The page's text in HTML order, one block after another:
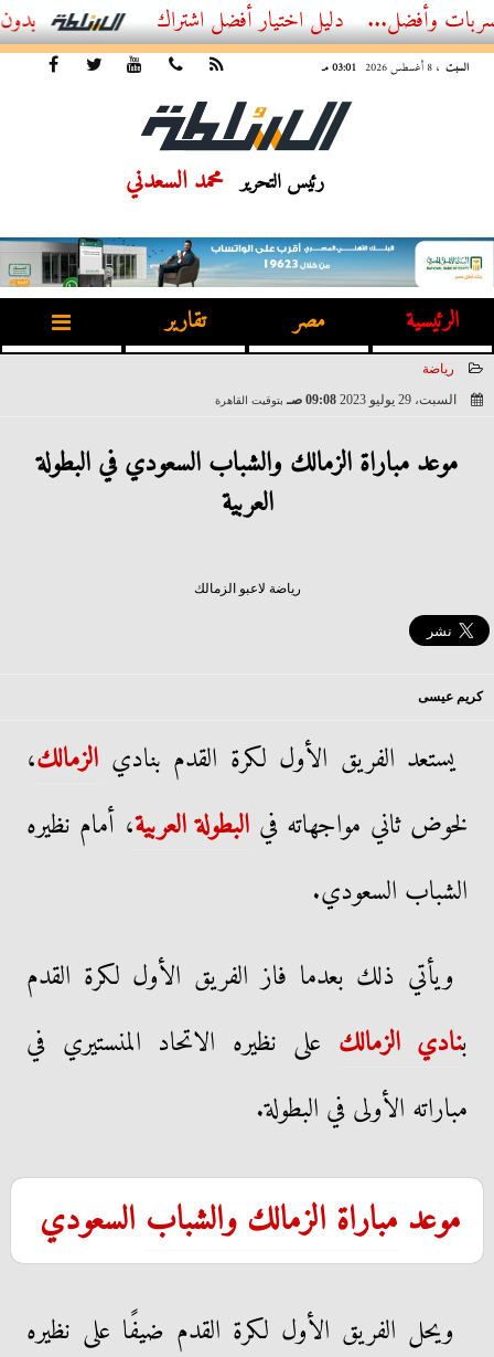
أفضل اشتراك IPTV بدون تقطيع 2026 – دليل المشاهد العصري
السبت ، 8 أغسطس 2026 03:01 مـ
رئيس التحرير محمد السعدني
الرئيسية مصر تقارير
رياضة
السبت، 29 يوليو 2023
09:08 صـ بتوقيت القاهرة
موعد مباراة الزمالك والشباب السعودي في البطولة
العربية
رياضة لاعبو الزمالك
كريم عيسى
يستعد الفريق الأول لكرة القدم بنادي الزمالك،
لخوض ثاني مواجهاته في البطولة العربية، أمام نظيره
الشباب السعودي.
ويأتي ذلك بعدما فاز الفريق الأول لكرة القدم
بنادي الزمالك على نظيره الاتحاد المنستيري في
مباراته الأولى في البطولة.
موعد مباراة الزمالك والشباب السعودي
ويحل الفريق الأول لكرة القدم ضيفًا على نظيره